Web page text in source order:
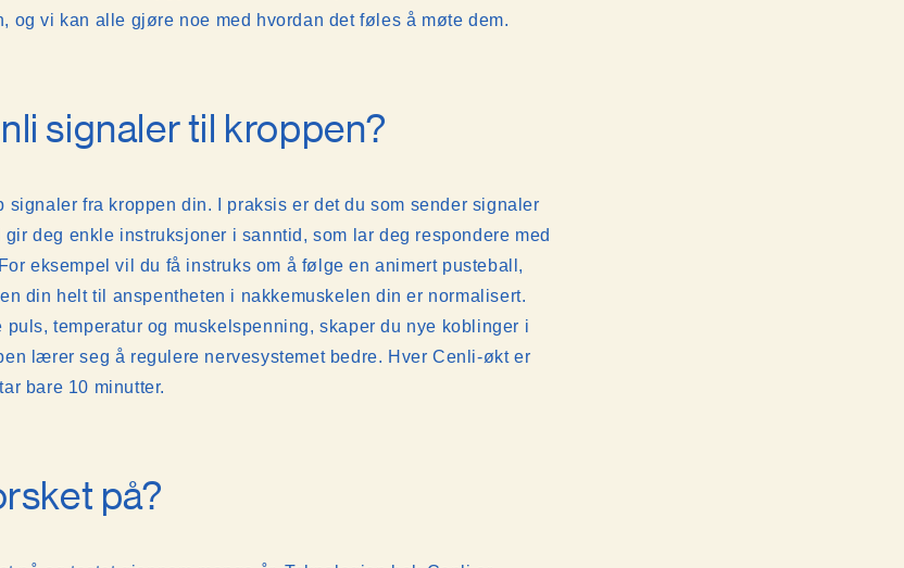
og vi kan alle gjøre noe med hvordan det føles å møte dem.
signaler til kroppen?
signaler fra kroppen din. I praksis er det du som sender signaler
deg enkle instruksjoner i sanntid, som lar deg respondere med
eksempel vil du få instruks om å følge en animert pusteball,
din helt til anspentheten i nakkemuskelen din er normalisert.
puls, temperatur og muskelspenning, skaper du nye koblinger i
lærer seg å regulere nervesystemet bedre. Hver Cenli-økt er
bare 10 minutter.
på?